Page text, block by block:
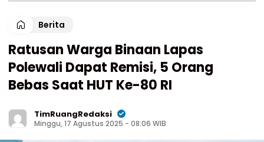
Berita
Ratusan Warga Binaan Lapas
Polewali Dapat Remisi, 5 Orang
Bebas Saat HUT Ke-80 RI
TimRuangRedaksi
Minggu, 17 Agustus 2025 - 08:06 WIB